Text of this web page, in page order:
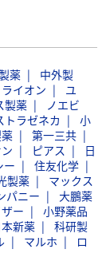
薬
中外製
ライオン
ユ
製薬
ノエビ
トラゼネカ
小
第一三共
ピアス
日
ー
住友化学
製薬
マックス
パニー
大鵬薬
ー
小野薬品
本新薬
科研製
マルホ
ロ